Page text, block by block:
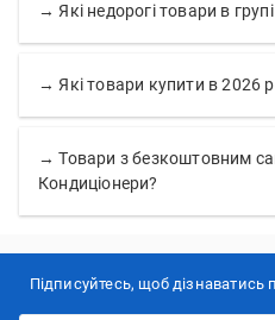
→ Які недорогі товари в
→ Які товари купити в 2026
→ Товари з безкоштовним
Кондиціонери?
Підписуйтесь, щоб дізнаватись